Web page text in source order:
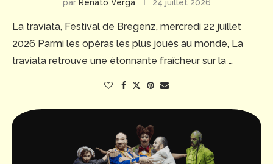
par Renato Verga 24 juillet 2026
La traviata, Festival de Bregenz, mercredi 22 juillet
2026 Parmi les opéras les plus joués au monde, La
traviata retrouve une étonnante fraîcheur sur la …